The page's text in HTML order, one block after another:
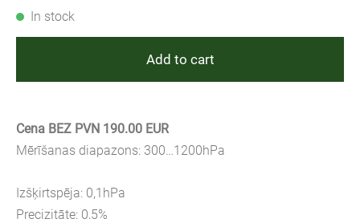
In stock
Add to cart
Cena BEZ PVN 190.00 EUR
Mērīšanas diapazons: 300…1200hPa
Izšķirtspēja: 0,1hPa
Precizitāte: 0,5%